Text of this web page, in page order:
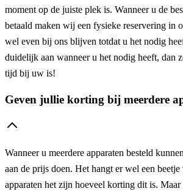
moment op de juiste plek is. Wanneer u de
betaald maken wij een fysieke reservering in
wel even bij ons blijven totdat u het nodig
duidelijk aan wanneer u het nodig heeft, dan
tijd bij uw is!
Geven jullie korting bij meerdere
Wanneer u meerdere apparaten besteld
aan de prijs doen. Het hangt er wel een
apparaten het zijn hoeveel korting dit is. Maar